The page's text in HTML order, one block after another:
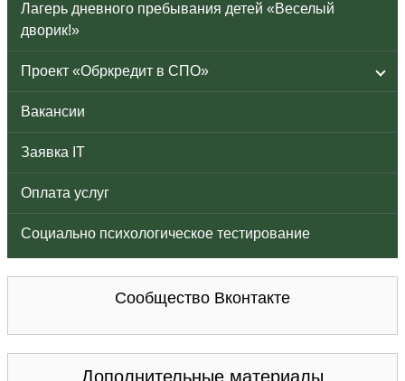
Лагерь дневного пребывания детей «Веселый
дворик!»
Проект «Обркредит в СПО»
Вакансии
Заявка IT
Оплата услуг
Социально психологическое тестирование
Сообщество Вконтакте
Дополнительные материалы